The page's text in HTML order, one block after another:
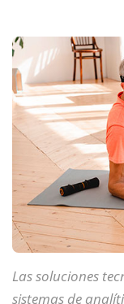
Las soluciones
sistemas de